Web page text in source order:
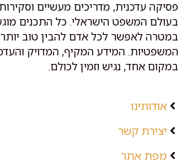
פסיקה עדכנית, מדריכים מעשיים
בעולם המשפט הישראלי. כל התכנים
במטרה לאפשר לכל אדם להבין טוב יותר
המשפטיות. המידע המקיף, המדויק
במקום אחד, נגיש וזמין לכולם.
אודותינו
יצירת קשר
מפת אתר